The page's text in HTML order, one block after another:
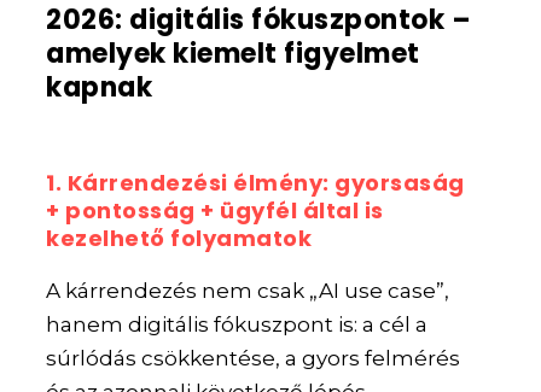
2026: digitális fókuszpontok –
amelyek kiemelt figyelmet
kapnak
1. Kárrendezési élmény: gyorsaság
+ pontosság + ügyfél által is
kezelhető folyamatok
A kárrendezés nem csak „AI use case”,
hanem digitális fókuszpont is: a cél a
súrlódás csökkentése, a gyors felmérés